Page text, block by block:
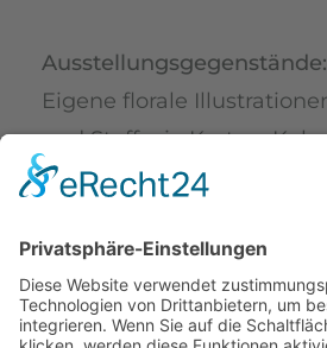
Ausstellungsgegenstände:
Eigene florale
und Stoff wie Karten,
Kunstdrucke, Blöcke,
Saatgutset, Taschen,
Kissenhüllen und